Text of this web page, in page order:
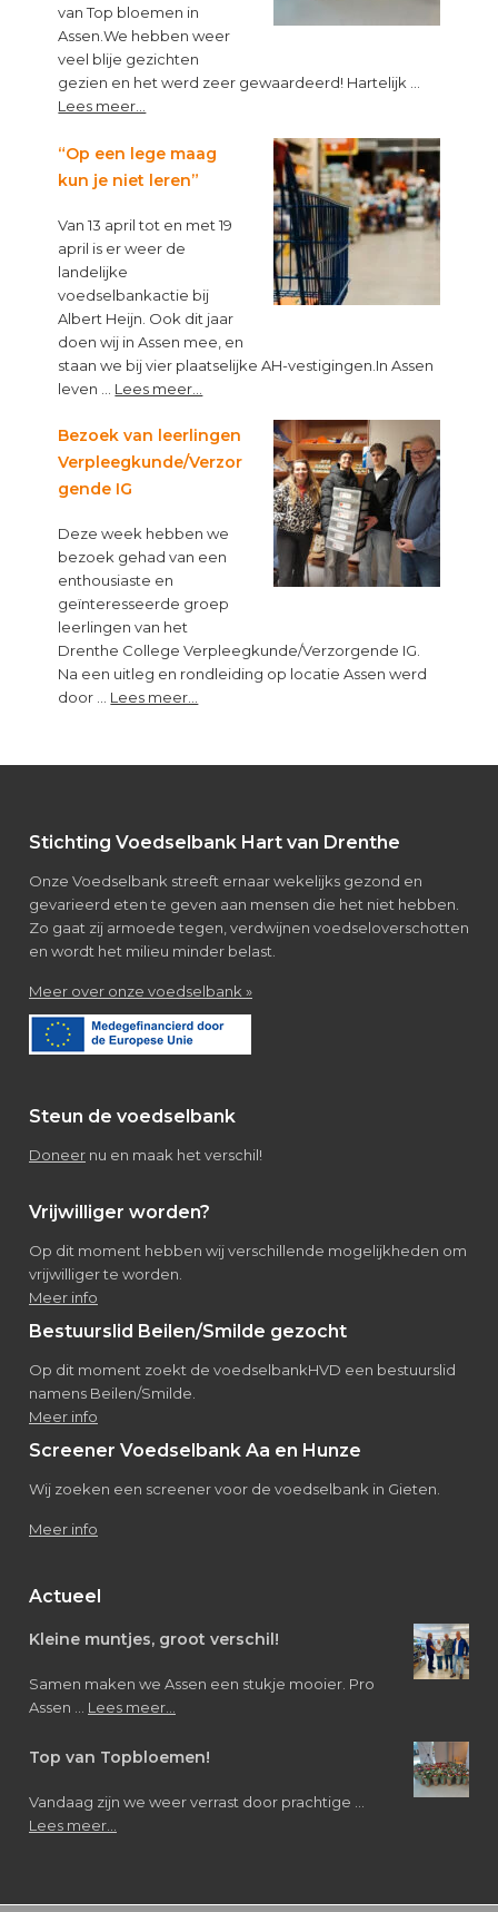
van Top bloemen in
Assen.We hebben weer
veel blije gezichten
gezien en het werd zeer gewaardeerd! Hartelijk …
Lees meer...
van
Topbloemen!
“Op een lege maag
kun je niet leren”
Van 13 april tot en met 19
april is er weer de
landelijke
voedselbankactie bij
Albert Heijn. Ook dit jaar
doen wij in Assen mee, en
staan we bij vier plaatselijke AH-vestigingen.In Assen
leven … Lees meer...
een
lege
je
niet
Bezoek van leerlingen
Verpleegkunde/Verzor
gende IG
Deze week hebben we
bezoek gehad van een
enthousiaste en
geïnteresseerde groep
leerlingen van het
Drenthe College Verpleegkunde/Verzorgende IG.
Na een uitleg en rondleiding op locatie Assen werd
door … Lees meer...
leerlingen
Footer
Stichting Voedselbank Hart van Drenthe
Onze Voedselbank streeft ernaar wekelijks gezond en
gevarieerd eten te geven aan mensen die het niet hebben.
Zo gaat zij armoede tegen, verdwijnen voedseloverschotten
en wordt het milieu minder belast.
Meer over onze voedselbank »about
Steun de voedselbank
Doneer nu en maak het verschil!
Vrijwilliger worden?
Op dit moment hebben wij verschillende mogelijkheden om
vrijwilliger te worden.
Meer info
Bestuurslid Beilen/Smilde gezocht
Op dit moment zoekt de voedselbankHVD een bestuurslid
namens Beilen/Smilde.
Meer info
Screener Voedselbank Aa en Hunze
Wij zoeken een screener voor de voedselbank in Gieten.
Meer info
Actueel
Kleine muntjes, groot verschil!
Samen maken we Assen een stukje mooier. Pro
Assen … Lees meer...
muntjes,
verschil!
Top van Topbloemen!
Vandaag zijn we weer verrast door prachtige …
Lees meer...